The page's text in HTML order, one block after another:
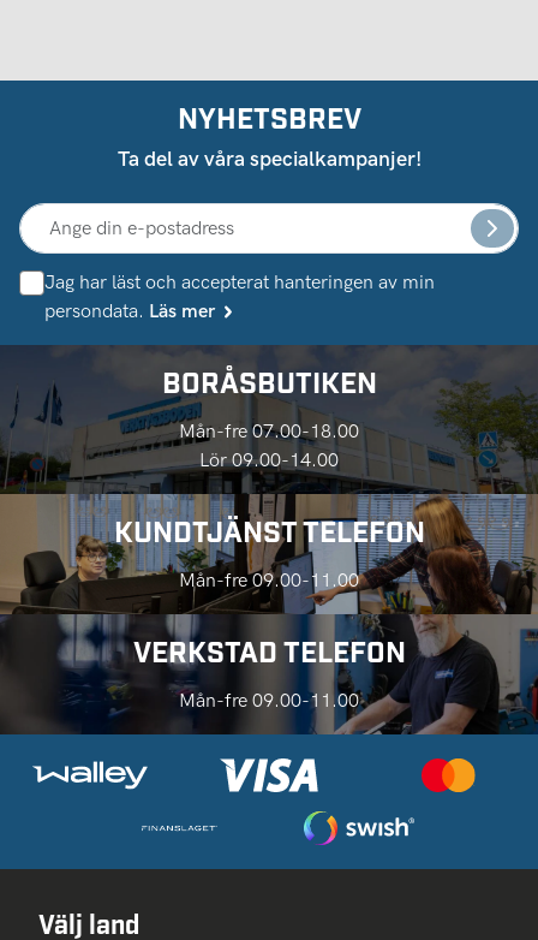
NYHETSBREV
Ta del av våra specialkampanjer!
Jag har läst och accepterat hanteringen av min
persondata. Läs mer
BORÅSBUTIKEN
Mån-fre 07.00-18.00
Lör 09.00-14.00
KUNDTJÄNST TELEFON
Mån-fre 09.00-11.00
VERKSTAD TELEFON
Mån-fre 09.00-11.00
Välj land